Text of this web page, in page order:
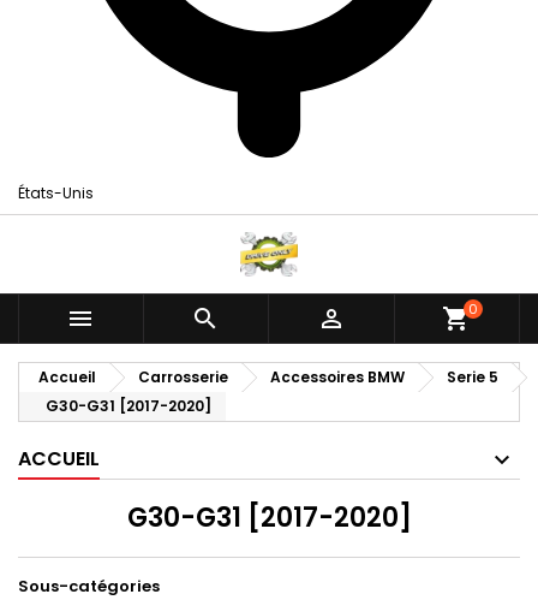
États-Unis
   shopping_cart0
Accueil Carrosserie Accessoires BMW
Serie 5
G30-G31 [2017-2020]
ACCUEIL
G30-G31 [2017-2020]
Sous-catégories